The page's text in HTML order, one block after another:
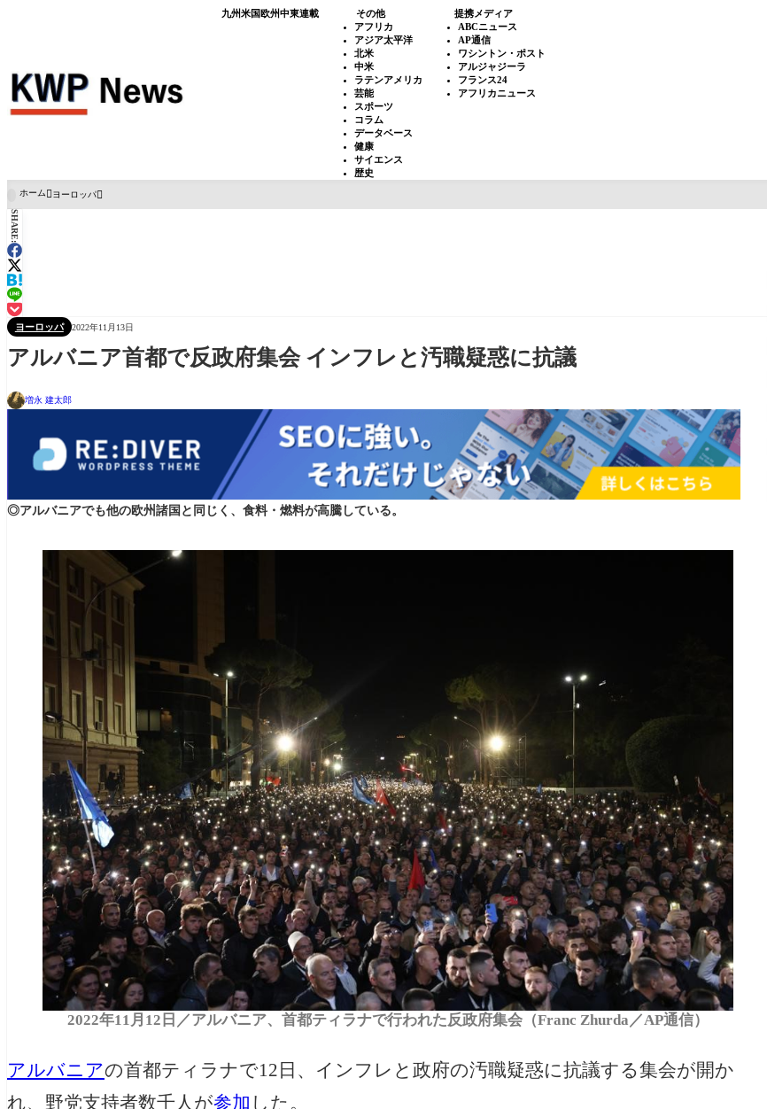
九州米国欧州中東連載
その他
アフリカ
アジア太平洋
北米
中米
ラテンアメリカ
芸能
スポーツ
コラム
データベース
健康
サイエンス
歴史
提携メディア
ABCニュース
AP通信
ワシントン・ポスト
アルジャジーラ
フランス24
アフリカニュース
ホーム ヨーロッパ
SHARE:
ヨーロッパ 2022年11月13日
アルバニア首都で反政府集会 インフレと汚職疑惑に抗議
増永 建太郎
◎アルバニアでも他の欧州諸国と同じく、食料・燃料が高騰している。
2022年11月12日／アルバニア、首都ティラナで行われた反政府集会（Franc Zhurda／AP通信）
アルバニアの首都ティラナで12日、インフレと政府の汚職疑惑に抗議する集会が開か
れ、野党支持者数千人が参加 した。